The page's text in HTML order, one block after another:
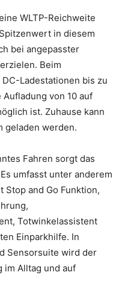
WLTP-Reichweite
in diesem
bei angepasster
Beim
Ladestationen bis zu
von 10 auf
ist. Zuhause kann
geladen werden.
Fahren sorgt das
umfasst unter anderem
Stop and Go Funktion,
Totwinkelassistent
Einparkhilfe. In
Sensorsuite wird der
im Alltag und auf